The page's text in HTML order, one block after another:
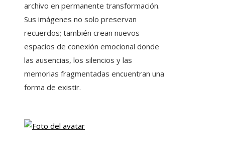
archivo en permanente transformación.
Sus imágenes no solo preservan
recuerdos; también crean nuevos
espacios de conexión emocional donde
las ausencias, los silencios y las
memorias fragmentadas encuentran una
forma de existir.